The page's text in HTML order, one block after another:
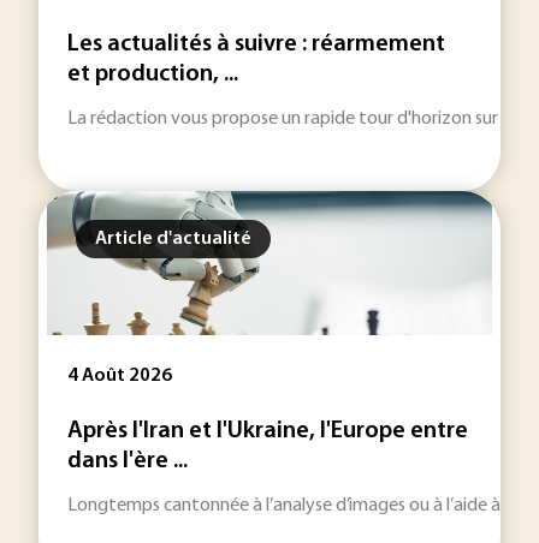
Les actualités à suivre : réarmement
et production, ...
La rédaction vous propose un rapide tour d'horizon sur les
Article d'actualité
4 Août 2026
Après l'Iran et l'Ukraine, l'Europe entre
dans l'ère ...
Longtemps cantonnée à l’analyse d’images ou à l’aide à